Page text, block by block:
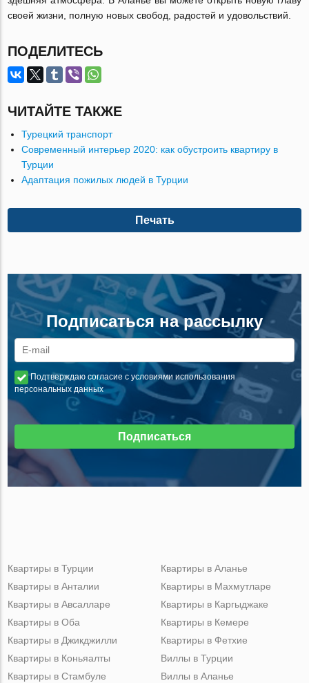
своей жизни, полную новых свобод, радостей и удовольствий.
ПОДЕЛИТЕСЬ
ЧИТАЙТЕ ТАКЖЕ
Турецкий транспорт
Современный интерьер 2020: как обустроить квартиру в
Турции
Адаптация пожилых людей в Турции
Печать
Подписаться на рассылку
Подтверждаю согласие с условиями использования
персональных данных
Подписаться
Квартиры в Турции
Квартиры в Анталии
Квартиры в Авсалларе
Квартиры в Оба
Квартиры в Джикджилли
Квартиры в Аланье
Квартиры в Махмутларе
Квартиры в Каргыджаке
Квартиры в Кемере
Квартиры в Фетхие
Квартиры в Коньяалты
Квартиры в Стамбуле
Виллы в Турции
Виллы в Аланье